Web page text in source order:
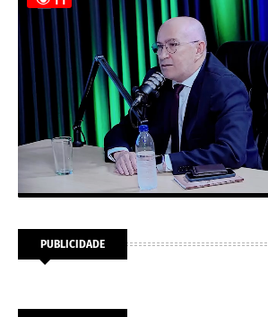
PUBLICIDADE